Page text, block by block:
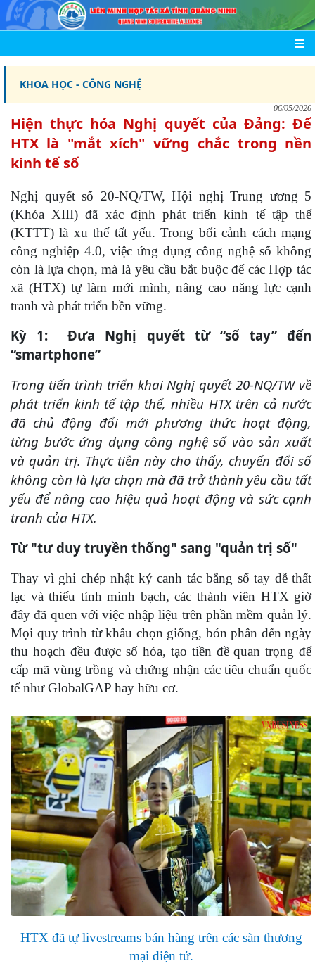
KHOA HỌC - CÔNG NGHỆ
06/05/2026
Hiện thực hóa Nghị quyết của Đảng: Để
HTX là "mắt xích" vững chắc trong nền
kinh tế số
Nghị quyết số 20-NQ/TW, Hội nghị Trung ương 5
(Khóa XIII) đã xác định phát triển kinh tế tập thể
(KTTT) là xu thế tất yếu. Trong bối cảnh cách mạng
công nghiệp 4.0, việc ứng dụng công nghệ số không
còn là lựa chọn, mà là yêu cầu bắt buộc để các Hợp tác
xã (HTX) tự làm mới mình, nâng cao năng lực cạnh
tranh và phát triển bền vững.
Kỳ 1:
Đưa Nghị quyết từ “sổ tay” đến
“smartphone”
Trong tiến trình triển khai Nghị quyết 20-NQ/TW về
phát triển kinh tế tập thể, nhiều HTX trên cả nước
đã chủ động đổi mới phương thức hoạt động,
từng bước ứng dụng công nghệ số vào sản xuất
và quản trị. Thực tiễn này cho thấy, chuyển đổi số
không còn là lựa chọn mà đã trở thành yêu cầu tất
yếu để nâng cao hiệu quả hoạt động và sức cạnh
tranh của HTX.
Từ "tư duy truyền thống" sang "quản trị số"
Thay vì ghi chép nhật ký canh tác bằng sổ tay dễ thất
lạc và thiếu tính minh bạch, các thành viên HTX giờ
đây đã quen với việc nhập liệu trên phần mềm quản lý.
Mọi quy trình từ khâu chọn giống, bón phân đến ngày
thu hoạch đều được số hóa, tạo tiền đề quan trọng để
cấp mã vùng trồng và chứng nhận các tiêu chuẩn quốc
tế như GlobalGAP hay hữu cơ.
HTX đã tự livestreams bán hàng trên các sàn thương
mại điện tử.